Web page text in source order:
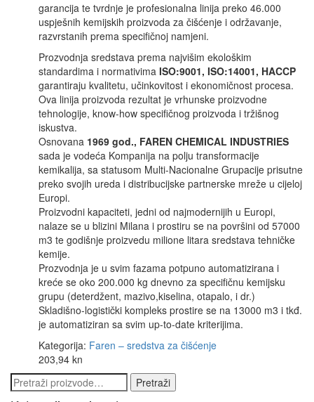
garancija te tvrdnje je profesionalna linija preko 46.000
uspješnih kemijskih proizvoda za čišćenje i održavanje,
razvrstanih prema specifičnoj namjeni.
Prozvodnja sredstava prema najvišim ekološkim
standardima i normativima ISO:9001, ISO:14001, HACCP
garantiraju kvalitetu, učinkovitost i ekonomičnost procesa.
Ova linija proizvoda rezultat je vrhunske proizvodne
tehnologije, know-how specifičnog proizvoda i tržišnog
iskustva.
Osnovana 1969 god., FAREN CHEMICAL INDUSTRIES
sada je vodeća Kompanija na polju transformacije
kemikalija, sa statusom Multi-Nacionalne Grupacije prisutne
preko svojih ureda i distribucijske partnerske mreže u cijeloj
Europi.
Proizvodni kapaciteti, jedni od najmodernijih u Europi,
nalaze se u blizini Milana i prostiru se na površini od 57000
m3 te godišnje proizvedu milione litara sredstava tehničke
kemije.
Prozvodnja je u svim fazama potpuno automatizirana i
kreće se oko 200.000 kg dnevno za specifičnu kemijsku
grupu (deterdžent, mazivo,kiselina, otapalo, i dr.)
Skladišno-logistički kompleks prostire se na 13000 m3 i tkđ.
je automatiziran sa svim up-to-date kriterijima.
Kategorija: Faren – sredstva za čišćenje
203,94 kn
Pretraži:
Pretraži